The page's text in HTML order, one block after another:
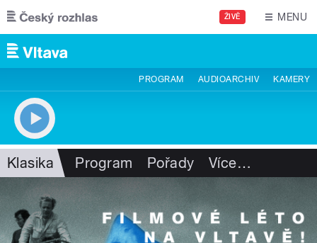
Přejít k hlavnímu obsahu
ŽIVĚ MENU
PROGRAM AUDIOARCHIV KAMERY
Klasika Program Pořady Více…